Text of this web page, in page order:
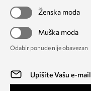
Ženska moda
Muška moda
Odabir ponude nije obavezan